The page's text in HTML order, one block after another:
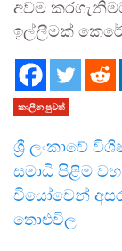
අවම
ඉල්ලීමක්
කාලීන පුවත්
ශ්‍රී ලංකාවේ
සමාධි පිළිම
වියෝවෙන්
තොළුවිල